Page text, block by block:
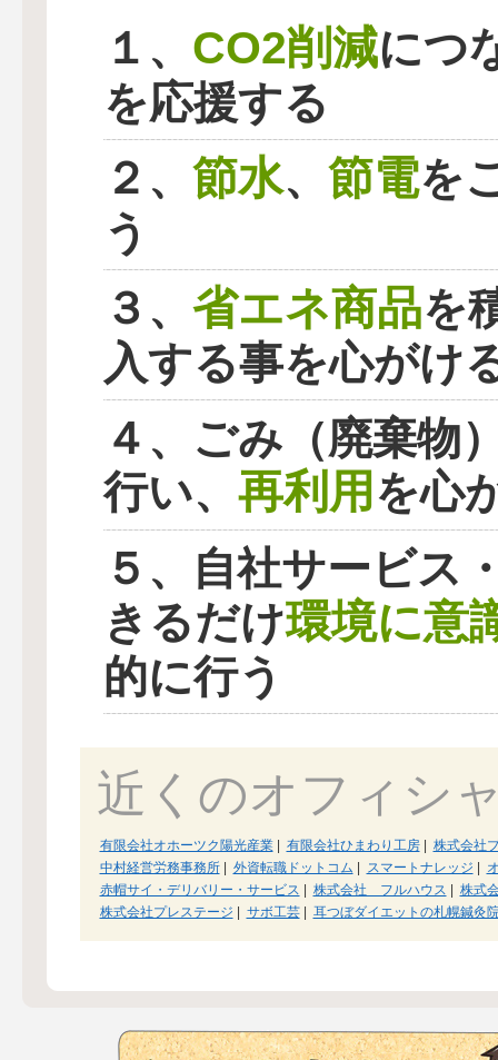
１、 CO2削減につ
を応援する
２、 節水、 節電を
う
３、 省エネ商品を
入する事を心がけ
４、ごみ（廃棄物
行い、 再利用を心
５、自社サービス
きるだけ環境に意
的に行う
近くのオフィシ
有限会社オホーツク陽光産業| 有限会社ひまわり工房|
株式会社
中村経営労務事務所| 外資転職ドットコム スマートナレッジ
赤帽サイ・デリバリー・サービス
株式会社 フルハウス
株式
株式会社プレステージ
サボ工芸| 耳つぼダイエットの札幌鍼灸